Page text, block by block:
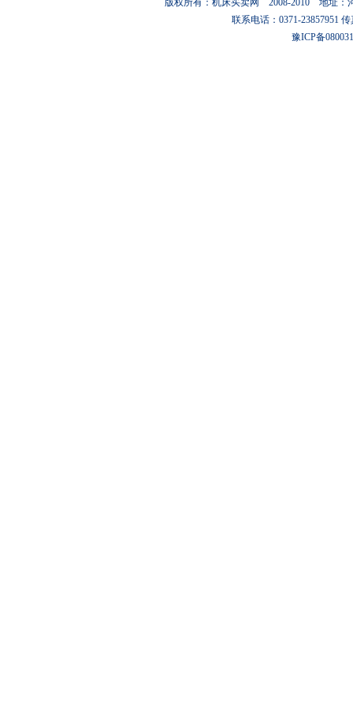
版权所有：机床买卖网 2008-2010 地址：
联系电话：0371-23857951
豫ICP备